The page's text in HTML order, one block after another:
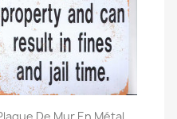
Aperçu rapide
De Mur En Métal...